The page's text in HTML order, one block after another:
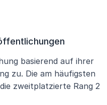
basierend auf ihrer
zu. Die am häufigsten
zweitplatzierte Rang 2